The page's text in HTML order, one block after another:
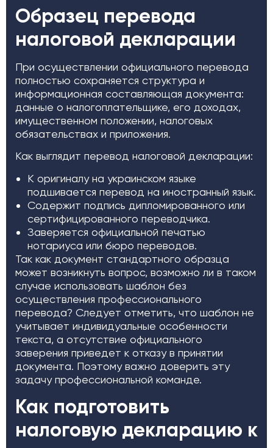
Образец перевода
налоговой декларации
При осуществлении официального перевода
полностью сохраняется структура и
информационная составляющая документа:
данные о налогоплательщике, его доходах,
имущественном положении, налоговых
обязательствах и приложения.
Как выглядит перевод налоговой декларации:
К оригиналу на украинском языке
подшивается перевод на иностранный язык.
Содержит подпись дипломированного или
сертифицированного переводчика.
Заверяется официальной печатью
нотариуса или бюро переводов.
Так как документ стандартного образца
может возникнуть вопрос, возможно ли в таком
случае использовать шаблон без
осуществления профессионального
перевода? Следует отметить, что шаблон не
учитывает индивидуальные особенности
текста, а отсутствие официального
заверения приведет к отказу в принятии
документа. Поэтому важно доверить эту
задачу профессиональной команде.
Как подготовить
налоговую декларацию к